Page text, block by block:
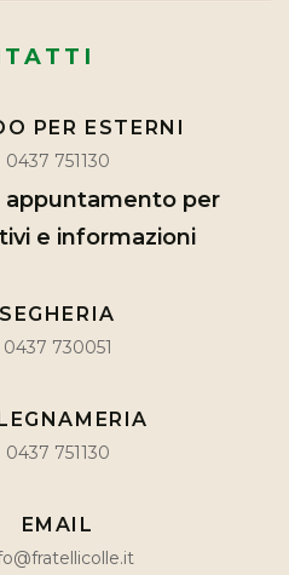
PER ESTERNI
0437 751130
appuntamento per
e informazioni
SEGHERIA
0437 730051
0437 751130
EMAIL